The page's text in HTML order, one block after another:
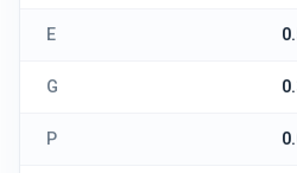
E
G
P